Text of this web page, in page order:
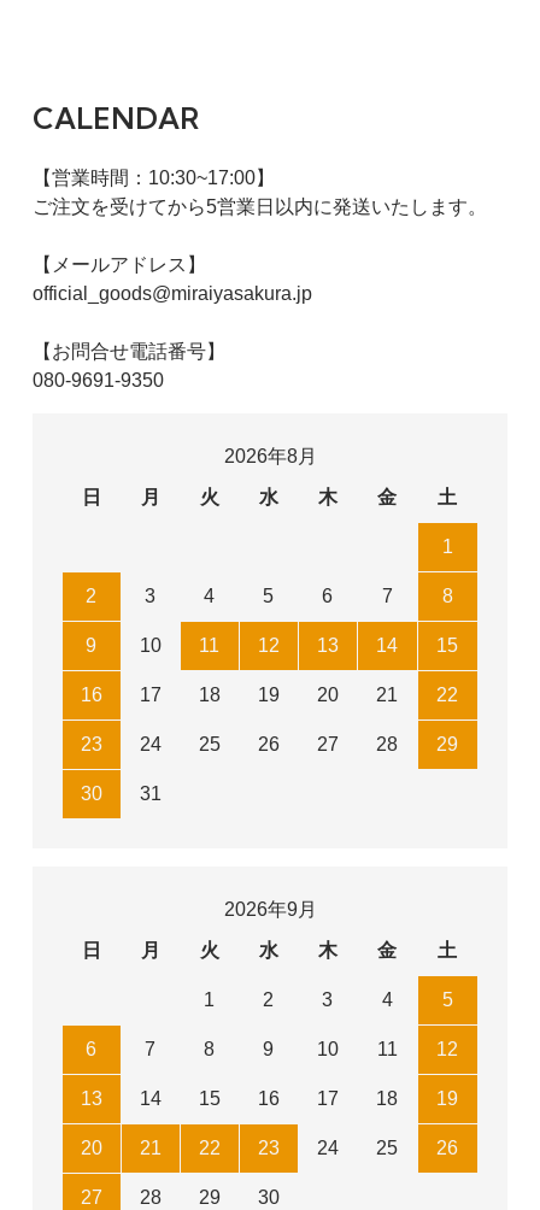
CALENDAR
【営業時間：10:30~17:00】
ご注文を受けてから5営業日以内に発送いたします。
【メールアドレス】
official_goods@miraiyasakura.jp
【お問合せ電話番号】
080-9691-9350
2026年8月
日
月 火 水 木 金 土
1
2 3 4 5 6 7 8
9 10 11 12 13 14 15
16 17 18 19 20 21 22
23 24 25 26 27 28 29
30 31
2026年9月
日
月 火 水 木 金 土
1 2 3 4 5
6 7 8 9 10 11 12
13 14 15 16 17 18 19
20 21 22 23 24 25 26
27 28 29 30